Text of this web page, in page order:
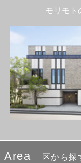
モリモト
Area 区から探